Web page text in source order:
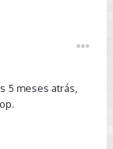
porem a luz
start
para ele e
desligava sem
pouco
5 meses atrás,